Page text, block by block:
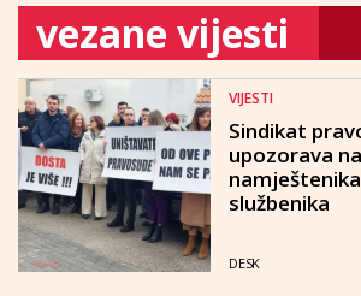
vezane vijesti
VIJESTI
Sindikat
upozorava
službenika
DESK